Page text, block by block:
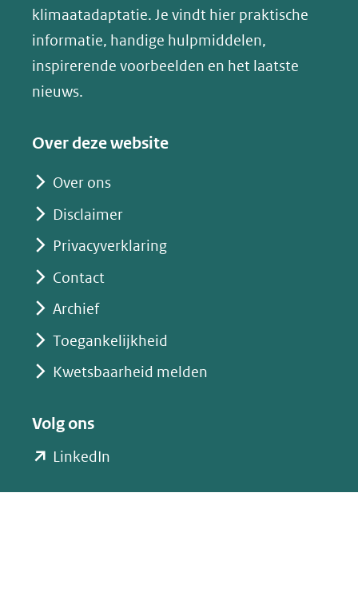
in
nieuw
venster)
andere
website)
klimaatadaptatie. Je vindt hier praktische
informatie, handige hulpmiddelen,
inspirerende voorbeelden en het laatste
nieuws.
Over deze website
Over ons
Disclaimer
Privacyverklaring
Contact
Archief
Toegankelijkheid
Kwetsbaarheid melden
Volg ons
LinkedIn